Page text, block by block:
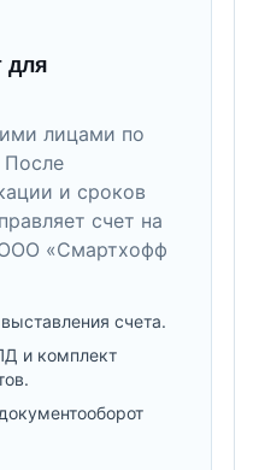
для
лицами по
После
и сроков
счет на
«Смартхофф
счета.
и комплект